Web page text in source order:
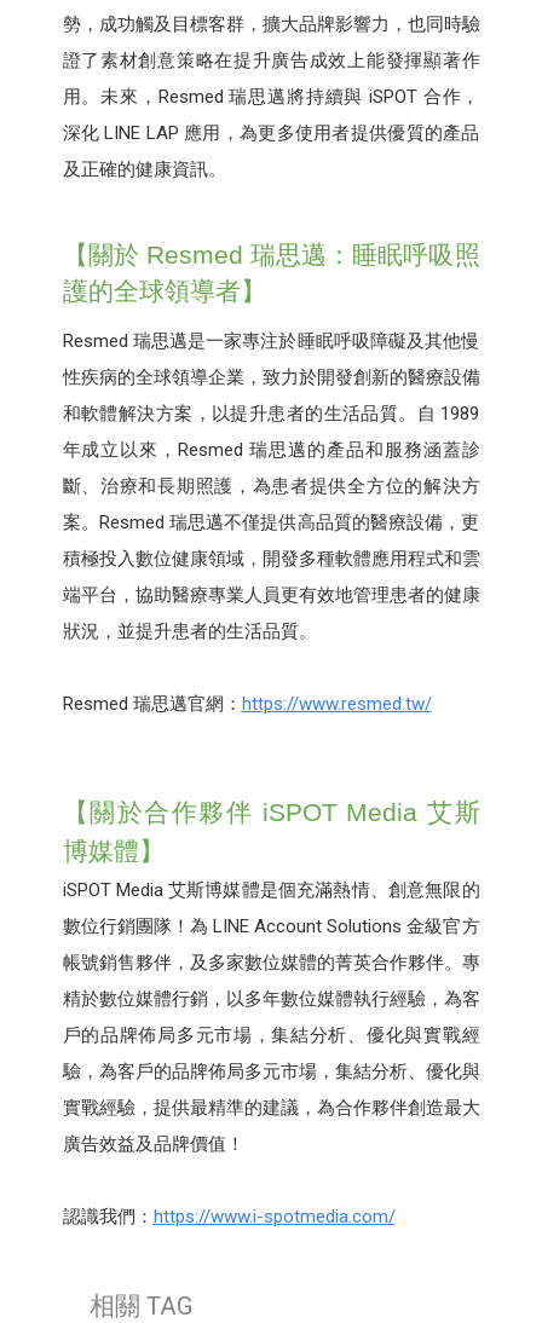
勢，成功觸及目標客群，擴大品牌影響力，也同時驗
證了素材創意策略在提升廣告成效上能發揮顯著作
用。未來，Resmed 瑞思邁將持續與 iSPOT 合作，
深化 LINE LAP 應用，為更多使用者提供優質的產品
及正確的健康資訊。
【關於 Resmed 瑞思邁：睡眠呼吸照
護的全球領導者】
Resmed 瑞思邁是一家專注於睡眠呼吸障礙及其他慢
性疾病的全球領導企業，致力於開發創新的醫療設備
和軟體解決方案，以提升患者的生活品質。自 1989
年成立以來，Resmed 瑞思邁的產品和服務涵蓋診
斷、治療和長期照護，為患者提供全方位的解決方
案。Resmed 瑞思邁不僅提供高品質的醫療設備，更
積極投入數位健康領域，開發多種軟體應用程式和雲
端平台，協助醫療專業人員更有效地管理患者的健康
狀況，並提升患者的生活品質。
Resmed 瑞思邁官網： https://www.resmed.tw/
【關於合作夥伴 iSPOT Media 艾斯
博媒體】
iSPOT Media 艾斯博媒體是個充滿熱情、創意無限的
數位行銷團隊！為 LINE Account Solutions 金級官方
帳號銷售夥伴，及多家數位媒體的菁英合作夥伴。專
精於數位媒體行銷，以多年數位媒體執行經驗，為客
戶的品牌佈局多元市場，集結分析、優化與實戰經
驗，為客戶的品牌佈局多元市場，集結分析、優化與
實戰經驗，提供最精準的建議，為合作夥伴創造最大
廣告效益及品牌價值！
認識我們： https://www.i-spotmedia.com/
相關 TAG